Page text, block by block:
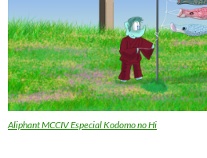
Aliphant MCCIV Especial Kodomo no Hi